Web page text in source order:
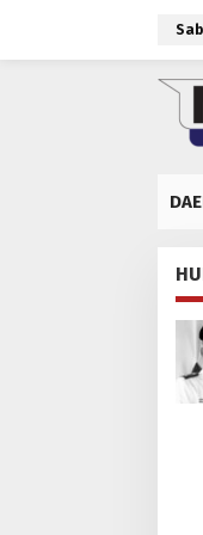
konten